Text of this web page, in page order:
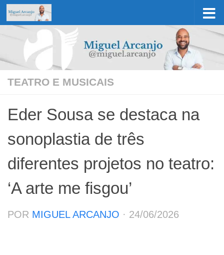
Skip to content
TEATRO E MUSICAIS
Eder Sousa se destaca na
sonoplastia de três
diferentes projetos no teatro:
‘A arte me fisgou’
POR MIGUEL ARCANJO · 24/06/2026